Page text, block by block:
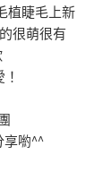
植睫毛上新
很萌很有
享喲^^